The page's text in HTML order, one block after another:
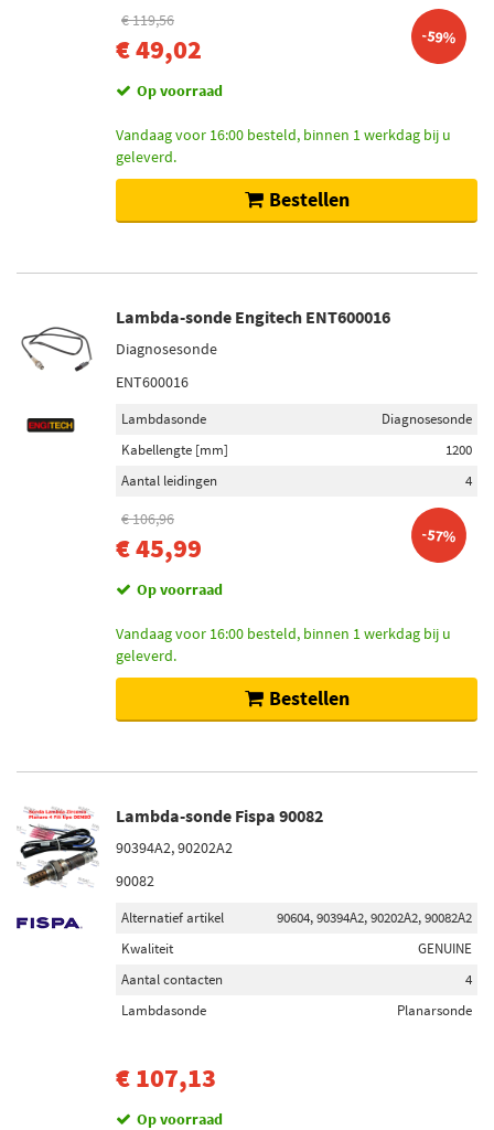
€ 119,56
€ 49,02 -59%
Op voorraad
Vandaag voor 16:00 besteld, binnen 1 werkdag bij u
geleverd.
Bestellen
Lambda-sonde Engitech ENT600016
Diagnosesonde
ENT600016
Lambdasonde
Diagnosesonde
Kabellengte [mm]
1200
Aantal leidingen
4
€ 106,96
€ 45,99 -57%
Op voorraad
Vandaag voor 16:00 besteld, binnen 1 werkdag bij u
geleverd.
Bestellen
Lambda-sonde Fispa 90082
90394A2, 90202A2
90082
Alternatief artikel
90604, 90394A2, 90202A2, 90082A2
Kwaliteit
GENUINE
Aantal contacten
4
Lambdasonde
Planarsonde
€ 107,13
Op voorraad